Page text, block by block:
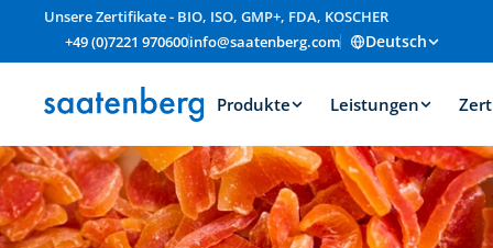
Unsere Zertifikate - BIO, ISO, GMP+, FDA, KOSCHER
+49 (0)7221 970600info@saatenberg.com Deutsch
Produkte Leistungen